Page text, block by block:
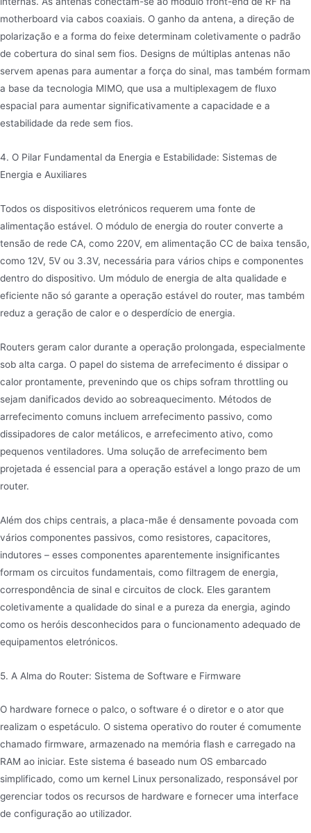
motherboard via cabos coaxiais. O ganho da antena, a direção de
polarização e a forma do feixe determinam coletivamente o padrão
de cobertura do sinal sem fios. Designs de múltiplas antenas não
servem apenas para aumentar a força do sinal, mas também formam
a base da tecnologia MIMO, que usa a multiplexagem de fluxo
espacial para aumentar significativamente a capacidade e a
estabilidade da rede sem fios.
4. O Pilar Fundamental da Energia e Estabilidade: Sistemas de
Energia e Auxiliares
Todos os dispositivos eletrónicos requerem uma fonte de
alimentação estável. O módulo de energia do router converte a
tensão de rede CA, como 220V, em alimentação CC de baixa tensão,
como 12V, 5V ou 3.3V, necessária para vários chips e componentes
dentro do dispositivo. Um módulo de energia de alta qualidade e
eficiente não só garante a operação estável do router, mas também
reduz a geração de calor e o desperdício de energia.
Routers geram calor durante a operação prolongada, especialmente
sob alta carga. O papel do sistema de arrefecimento é dissipar o
calor prontamente, prevenindo que os chips sofram throttling ou
sejam danificados devido ao sobreaquecimento. Métodos de
arrefecimento comuns incluem arrefecimento passivo, como
dissipadores de calor metálicos, e arrefecimento ativo, como
pequenos ventiladores. Uma solução de arrefecimento bem
projetada é essencial para a operação estável a longo prazo de um
router.
Além dos chips centrais, a placa-mãe é densamente povoada com
vários componentes passivos, como resistores, capacitores,
indutores – esses componentes aparentemente insignificantes
formam os circuitos fundamentais, como filtragem de energia,
correspondência de sinal e circuitos de clock. Eles garantem
coletivamente a qualidade do sinal e a pureza da energia, agindo
como os heróis desconhecidos para o funcionamento adequado de
equipamentos eletrónicos.
5. A Alma do Router: Sistema de Software e Firmware
O hardware fornece o palco, o software é o diretor e o ator que
realizam o espetáculo. O sistema operativo do router é comumente
chamado firmware, armazenado na memória flash e carregado na
RAM ao iniciar. Este sistema é baseado num OS embarcado
simplificado, como um kernel Linux personalizado, responsável por
gerenciar todos os recursos de hardware e fornecer uma interface
de configuração ao utilizador.